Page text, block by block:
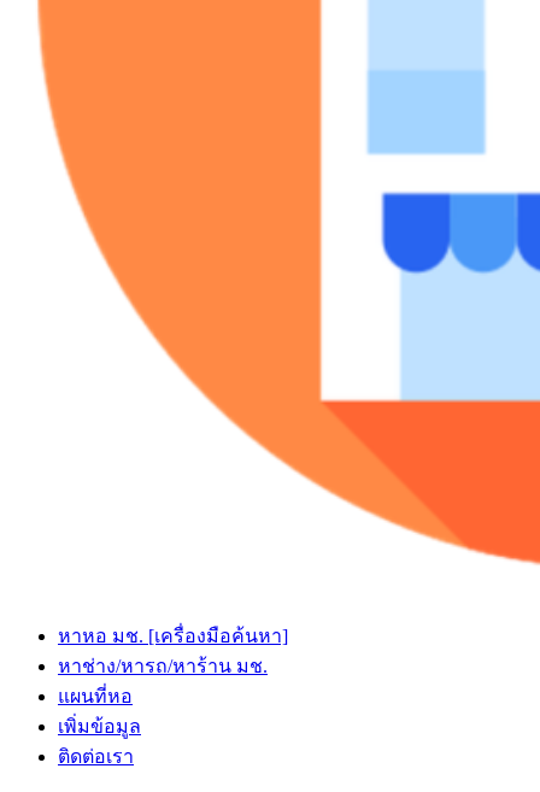
หาหอ มช. [เครื่องมือค้นหา]
หาช่าง/หารถ/หาร้าน มช.
แผนที่หอ
เพิ่มข้อมูล
ติดต่อเรา